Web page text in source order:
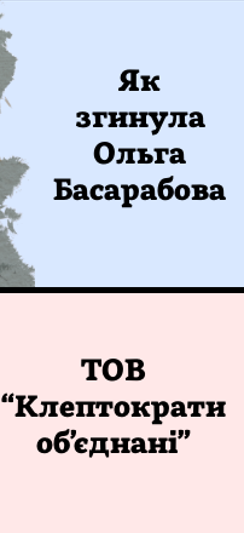
Як
згинула
Ольга
Басарабова
ТОВ
“Клептократи
обʼєднані”